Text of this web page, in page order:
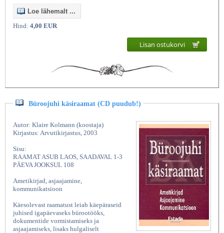
Loe lähemalt ...
Hind: 4,00 EUR
Lisan ostukorvi
Büroojuhi käsiraamat (CD puudub!)
Autor: Klaire Kolmann (koostaja)
Kirjastus: Arvutikirjastus, 2003
Sisu:
RAAMAT ASUB LAOS, SAADAVAL 1-3
PÄEVA JOOKSUL 108
Ametikirjad, asjaajamine,
kommunikatsioon
Käesolevast raamatust leiab käepäraseid
juhised igapäevaseks bürootööks,
dokumentide vormistamiseks ja
asjaajamiseks, lisaks hulgaliselt